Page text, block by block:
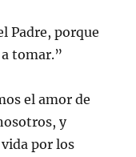
Padre, porque
tomar.”
el amor de
y
por los